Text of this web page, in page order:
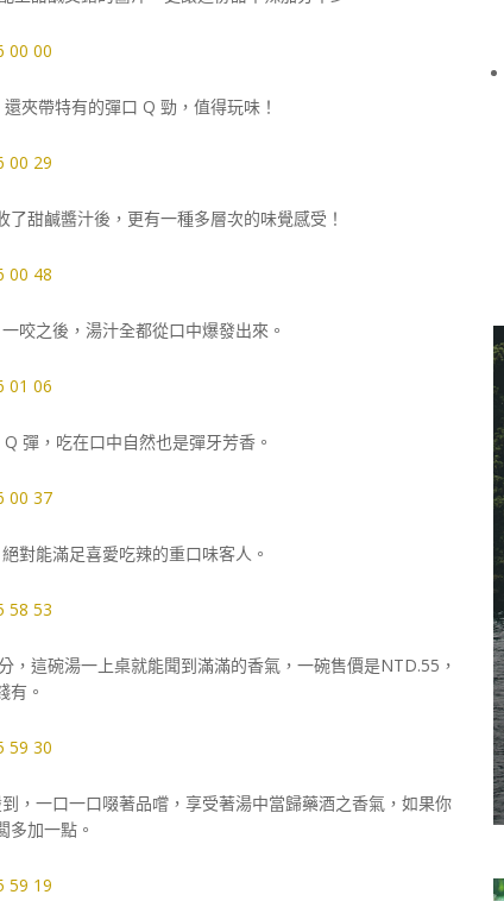
夾帶特有的彈口 Q 勁，值得玩味！
甜鹹醬汁後，更有一種多層次的味覺感受！
咬之後，湯汁全都從口中爆發出來。
彈，吃在口中自然也是彈牙芳香。
對能滿足喜愛吃辣的重口味客人。
這碗湯一上桌就能聞到滿滿的香氣，一碗售價是NTD.55，
有。
，一口一口啜著品嚐，享受著湯中當歸藥酒之香氣，如果你
多加一點。